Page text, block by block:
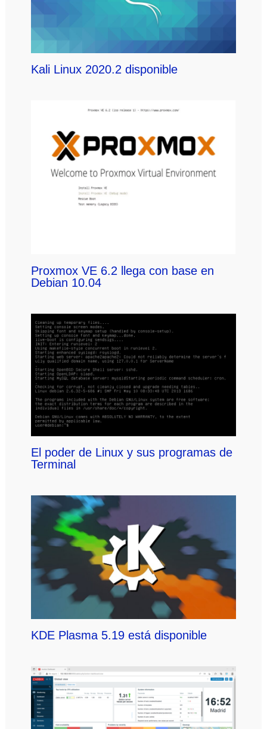
Kali Linux 2020.2 disponible
Proxmox VE 6.2 llega con base en
Debian 10.04
El poder de Linux y sus programas de
Terminal
KDE Plasma 5.19 está disponible